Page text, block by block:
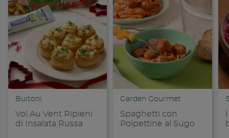
Buitoni
Vol Au Vent Ripieni
di Insalata Russa
Garden Gourmet
Spaghetti con
Polpettine al Sugo